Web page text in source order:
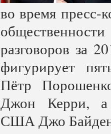
во время пресс-
разговоров за
фигурирует
Пётр
Джон Керри, а
США Джо